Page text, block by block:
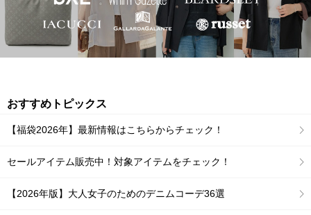
おすすめトピックス
【福袋2026年】最新情報はこちらからチェック！
セールアイテム販売中！対象アイテムをチェック！
【2026年版】大人女子のためのデニムコーデ36選